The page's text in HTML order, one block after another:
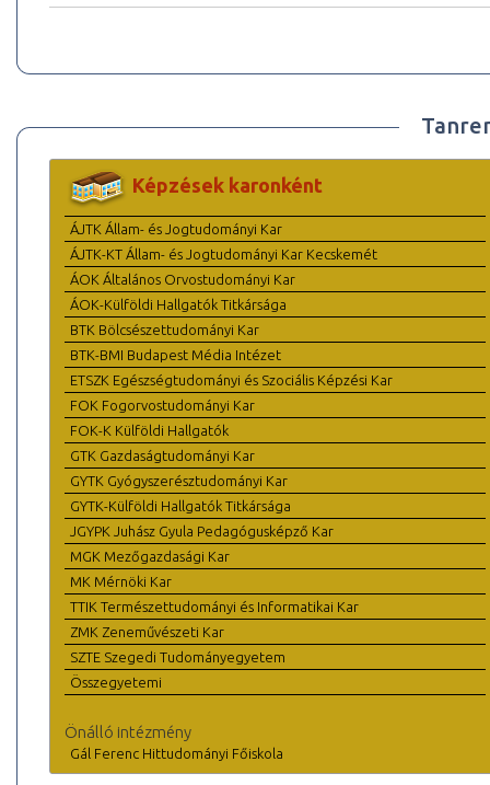
Képzések karonként
ÁJTK Állam- és Jogtudományi Kar
ÁJTK-KT Állam- és Jogtudományi Kar Kecskemét
ÁOK Általános Orvostudományi Kar
ÁOK-Külföldi Hallgatók Titkársága
BTK Bölcsészettudományi Kar
BTK-BMI Budapest Média Intézet
ETSZK Egészségtudományi és Szociális Képzési Kar
FOK Fogorvostudományi Kar
FOK-K Külföldi Hallgatók
GTK Gazdaságtudományi Kar
GYTK Gyógyszerésztudományi Kar
GYTK-Külföldi Hallgatók Titkársága
JGYPK Juhász Gyula Pedagógusképző Kar
MGK Mezőgazdasági Kar
MK Mérnöki Kar
TTIK Természettudományi és Informatikai Kar
ZMK Zeneművészeti Kar
SZTE Szegedi Tudományegyetem
Összegyetemi
Önálló intézmény
Gál Ferenc Hittudományi Főiskola